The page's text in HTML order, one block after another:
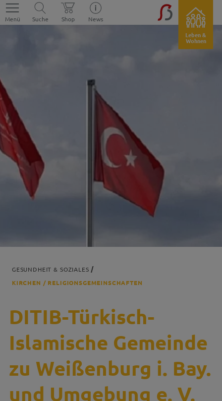
Menü Suche Shop
News
Leben &
Wohnen
GESUNDHEIT & SOZIALES
KIRCHEN / RELIGIONSGEMEINSCHAFTEN
DITIB-Türkisch-
Islamische Gemeinde
zu Weißenburg i. Bay.
und Umgebung e. V.